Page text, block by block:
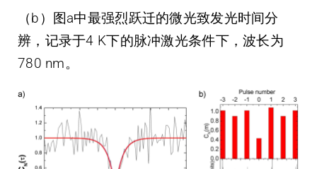
（b）图a中最强烈跃迁的微光致发光时间分
辨，记录于4 K下的脉冲激光条件下，波长为
780 nm。